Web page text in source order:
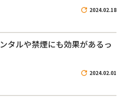
2024.02.18
タルや禁煙にも効果があるっ
2024.02.01